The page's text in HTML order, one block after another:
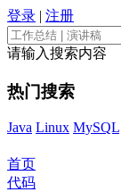
登录 | 注册
请输入搜索内容
热门搜索
Java Linux MySQL
首页
代码